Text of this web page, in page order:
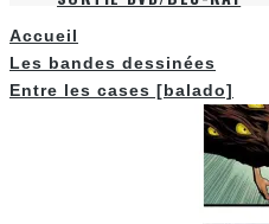
Accueil
Les bandes dessinées
Entre les cases [balado]